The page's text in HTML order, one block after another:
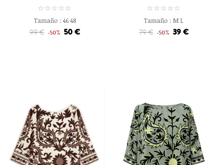
Tamaño : 4648
99 € -50% 50 €
Tamaño : M L
79 € -50% 39 €